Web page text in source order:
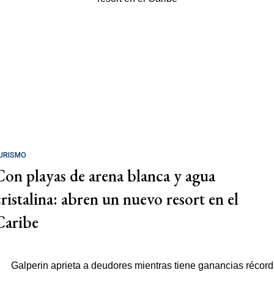
playas de arena blanca y agua
abren un nuevo resort en el